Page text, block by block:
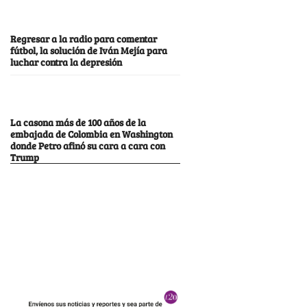
Regresar a la radio para comentar
fútbol, la solución de Iván Mejía para
luchar contra la depresión
La casona más de 100 años de la
embajada de Colombia en Washington
donde Petro afinó su cara a cara con
Trump